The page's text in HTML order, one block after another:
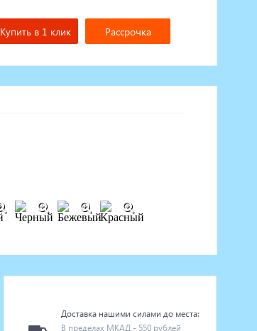
Купить в 1 клик Рассрочка
Доставка нашими силами до места:
В пределах МКАД - 550 рублей